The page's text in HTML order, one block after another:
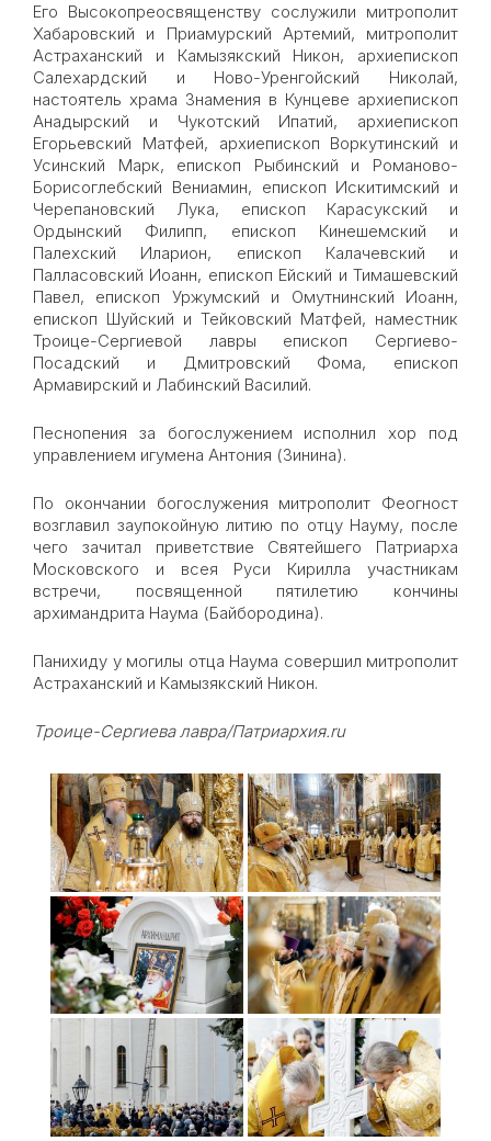
Его Высокопреосвященству сослужили митрополит
Хабаровский и Приамурский Артемий, митрополит
Астраханский и Камызякский Никон, архиепископ
Салехардский и Ново-Уренгойский Николай,
настоятель храма Знамения в Кунцеве архиепископ
Анадырский и Чукотский Ипатий, архиепископ
Егорьевский Матфей, архиепископ Воркутинский и
Усинский Марк, епископ Рыбинский и Романово-
Борисоглебский Вениамин, епископ Искитимский и
Черепановский Лука, епископ Карасукский и
Ордынский Филипп, епископ Кинешемский и
Палехский Иларион, епископ Калачевский и
Палласовский Иоанн, епископ Ейский и Тимашевский
Павел, епископ Уржумский и Омутнинский Иоанн,
епископ Шуйский и Тейковский Матфей, наместник
Троице-Сергиевой лавры епископ Сергиево-
Посадский и Дмитровский Фома, епископ
Армавирский и Лабинский Василий.
Песнопения за богослужением исполнил хор под
управлением игумена Антония (Зинина).
По окончании богослужения митрополит Феогност
возглавил заупокойную литию по отцу Науму, после
чего зачитал приветствие Святейшего Патриарха
Московского и всея Руси Кирилла участникам
встречи, посвященной пятилетию кончины
архимандрита Наума (Байбородина).
Панихиду у могилы отца Наума совершил митрополит
Астраханский и Камызякский Никон.
Троице-Сергиева лавра/Патриархия.ru